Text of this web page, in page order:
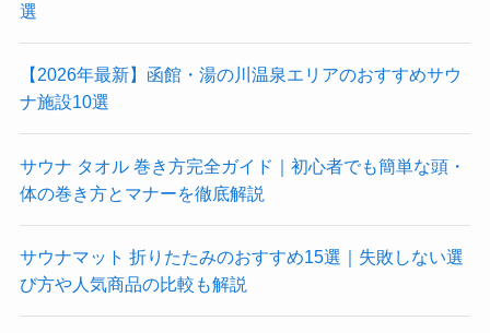
選
【2026年最新】函館・湯の川温泉エリアのおすすめサウ
ナ施設10選
サウナ タオル 巻き方完全ガイド｜初心者でも簡単な頭・
体の巻き方とマナーを徹底解説
サウナマット 折りたたみのおすすめ15選｜失敗しない選
び方や人気商品の比較も解説